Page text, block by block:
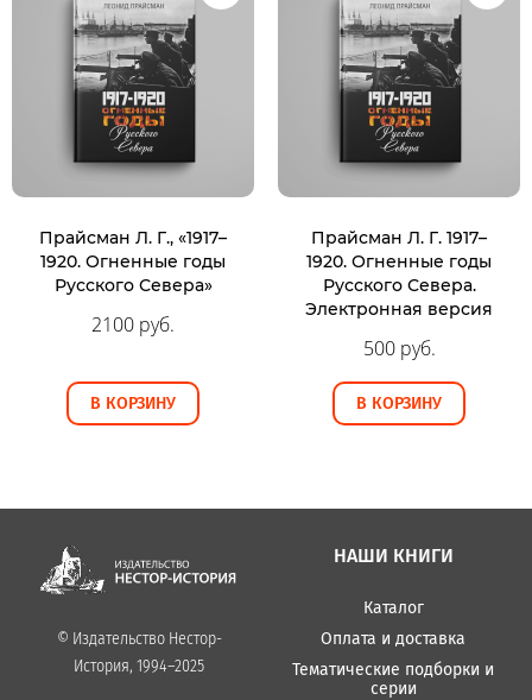
Прайсман Л. Г., «1917–
1920. Огненные годы
Русского Севера»
2100 руб.
В КОРЗИНУ
Прайсман Л. Г. 1917–
1920. Огненные годы
Русского Севера.
Электронная версия
500 руб.
В КОРЗИНУ
© Издательство Нестор-
История, 1994–2025
НАШИ КНИГИ
Каталог
Оплата и доставка
Тематические подборки и
серии